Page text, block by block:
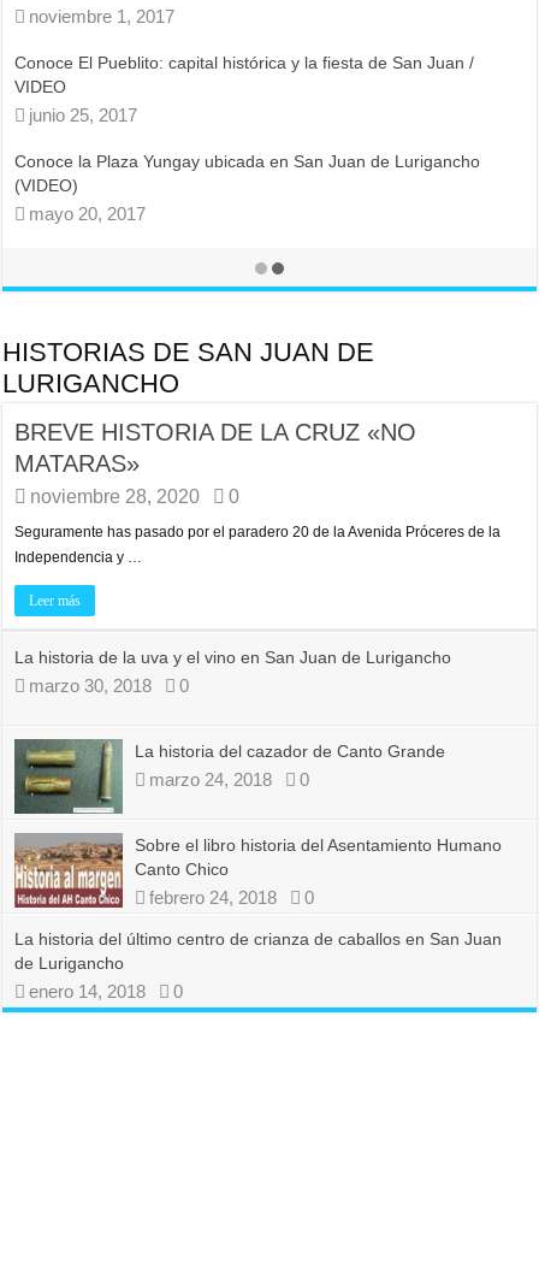
noviembre 2, 2019
Siete lugares y monumentos históricos para conocer en San
de Lurigancho
enero 13, 2018
Exposición fotográfica: Legado El Sauce en San Juan de
Lurigancho
noviembre 21, 2017
HISTORIAS DE SAN JUAN DE
LURIGANCHO
BREVE HISTORIA DE LA CRUZ «NO
MATARAS»
noviembre 28, 2020 0
Seguramente has pasado por el paradero 20 de la Avenida Próceres de la
Independencia y …
Leer más
La historia de la uva y el vino en San Juan de Lurigancho
marzo 30, 2018 0
La historia del cazador de Canto Grande
marzo 24, 2018 0
Sobre el libro historia del Asentamiento Humano
Canto Chico
febrero 24, 2018 0
La historia del último centro de crianza de caballos en San Juan
de Lurigancho
enero 14, 2018 0